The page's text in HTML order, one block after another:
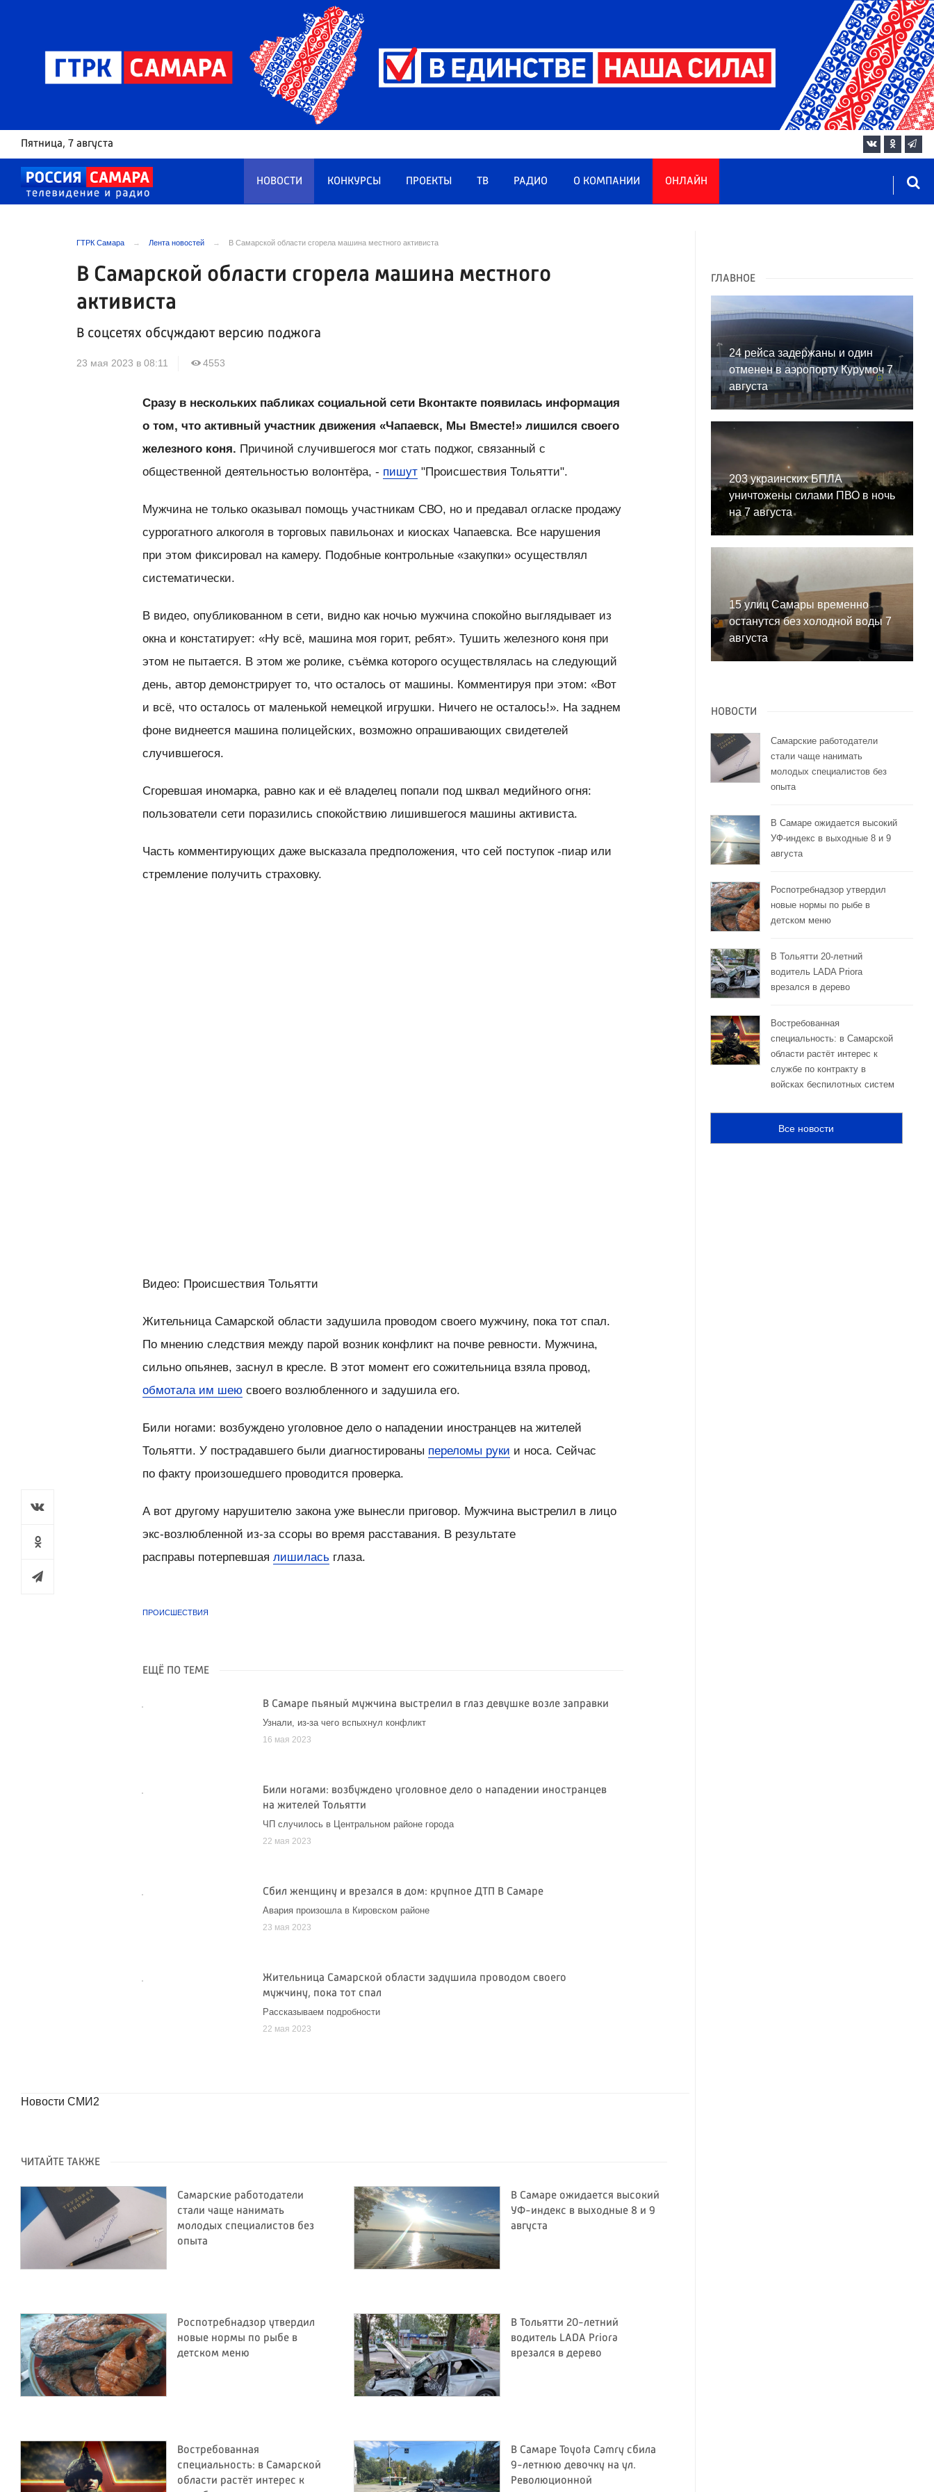
Пятница, 7 августа
НОВОСТИ КОНКУРСЫ ПРОЕКТЫ ТВ РАДИО О КОМПАНИИ ОНЛАЙН
ГТРК Самара Лента новостей В Самарской области сгорела машина местного активиста
В Самарской области сгорела машина местного
активиста
В соцсетях обсуждают версию поджога
23 мая 2023 в 08:11 4553
Сразу в нескольких пабликах социальной сети Вконтакте появилась информация
о том, что активный участник движения «Чапаевск, Мы Вместе!» лишился своего
железного коня. Причиной случившегося мог стать поджог, связанный с
общественной деятельностью волонтёра, - пишут "Происшествия Тольятти".
Мужчина не только оказывал помощь участникам СВО, но и предавал огласке продажу
суррогатного алкоголя в торговых павильонах и киосках Чапаевска. Все нарушения
при этом фиксировал на камеру. Подобные контрольные «закупки» осуществлял
систематически.
В видео, опубликованном в сети, видно как ночью мужчина спокойно выглядывает из
окна и констатирует: «Ну всё, машина моя горит, ребят». Тушить железного коня при
этом не пытается. В этом же ролике, съёмка которого осуществлялась на следующий
день, автор демонстрирует то, что осталось от машины. Комментируя при этом: «Вот
и всё, что осталось от маленькой немецкой игрушки. Ничего не осталось!». На заднем
фоне виднеется машина полицейских, возможно опрашивающих свидетелей
случившегося.
Сгоревшая иномарка, равно как и её владелец попали под шквал медийного огня:
пользователи сети поразились спокойствию лишившегося машины активиста.
Часть комментирующих даже высказала предположения, что сей поступок -пиар или
стремление получить страховку.
Видео: Происшествия Тольятти
Жительница Самарской области задушила проводом своего мужчину, пока тот спал.
По мнению следствия между парой возник конфликт на почве ревности. Мужчина,
сильно опьянев, заснул в кресле. В этот момент его сожительница взяла провод,
обмотала им шею своего возлюбленного и задушила его.
Били ногами: возбуждено уголовное дело о нападении иностранцев на жителей
Тольятти. У пострадавшего были диагностированы переломы руки и носа. Сейчас
по факту произошедшего проводится проверка.
А вот другому нарушителю закона уже вынесли приговор. Мужчина выстрелил в лицо
экс-возлюбленной из-за ссоры во время расставания. В результате
расправы потерпевшаялишилась глаза.
ПРОИСШЕСТВИЯ
ЕЩЁ ПО ТЕМЕ
В Самаре пьяный мужчина выстрелил в глаз девушке возле заправки
Узнали, из-за чего вспыхнул конфликт
16 мая 2023
Били ногами: возбуждено уголовное дело о нападении иностранцев
на жителей Тольятти
ЧП случилось в Центральном районе города
22 мая 2023
Сбил женщину и врезался в дом: крупное ДТП В Самаре
Авария произошла в Кировском районе
23 мая 2023
Жительница Самарской области задушила проводом своего
мужчину, пока тот спал
Рассказываем подробности
22 мая 2023
Новости СМИ2
ЧИТАЙТЕ ТАКЖЕ
Самарские работодатели
стали чаще нанимать
молодых специалистов без
опыта
В Самаре ожидается высокий
УФ-индекс в выходные 8 и 9
августа
Роспотребнадзор утвердил
новые нормы по рыбе в
детском меню
В Тольятти 20-летний
водитель LADA Priora
врезался в дерево
Востребованная
специальность: в Самарской
области растёт интерес к
В Самаре Toyota Camry сбила
9-летнюю девочку на ул.
Революционной
ГЛАВНОЕ
24 рейса задержаны и один
отменен в аэропорту Курумоч 7
августа
203 украинских БПЛА
уничтожены силами ПВО в ночь
на 7 августа
15 улиц Самары временно
останутся без холодной воды 7
августа
НОВОСТИ
Самарские работодатели
стали чаще нанимать
молодых специалистов без
опыта
В Самаре ожидается высокий
УФ-индекс в выходные 8 и 9
августа
Роспотребнадзор утвердил
новые нормы по рыбе в
детском меню
В Тольятти 20-летний
водитель LADA Priora
врезался в дерево
Востребованная
специальность: в Самарской
области растёт интерес к
службе по контракту в
войсках беспилотных систем
Все новости